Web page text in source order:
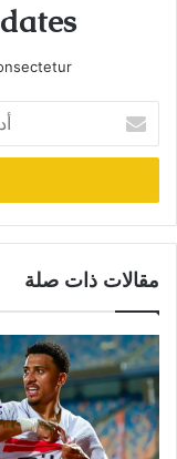
بريدك
الإلكتروني
مقالات ذات صلة